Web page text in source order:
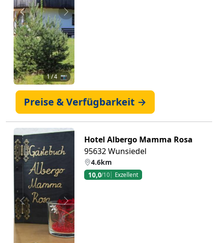
Zurück Weiter
1/ 4 📷
Preise & Verfügbarkeit →
Zurück Weiter
Hotel Albergo Mamma Rosa
95632 Wunsiedel
4.6km
10,0/10 Exzellent